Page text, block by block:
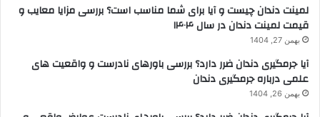
لمینت دندان چیست و آیا برای شما مناسب است؟ بررسی مزایا معایب و
قیمت لمینت دندان در سال ۱۴۰۴
بهمن 27, 1404
آیا جرمگیری دندان ضرر دارد؟ بررسی باورهای نادرست و واقعیت های
علمی درباره جرمگیری دندان
بهمن 26, 1404